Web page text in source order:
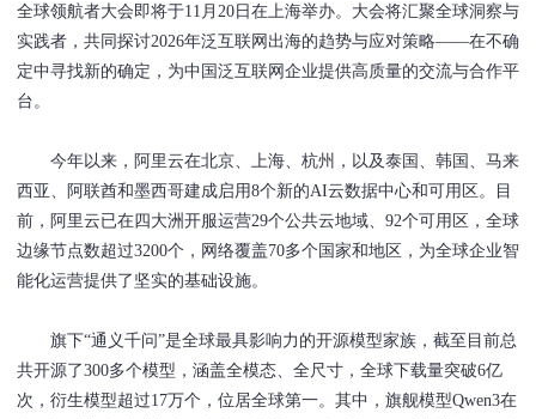
全球领航者大会即将于11月20日在上海举办。大会将汇聚全球洞察与
实践者，共同探讨2026年泛互联网出海的趋势与应对策略——在不确
定中寻找新的确定，为中国泛互联网企业提供高质量的交流与合作平
台。
今年以来，阿里云在北京、上海、杭州，以及泰国、韩国、马来
西亚、阿联酋和墨西哥建成启用8个新的AI云数据中心和可用区。目
前，阿里云已在四大洲开服运营29个公共云地域、92个可用区，全球
边缘节点数超过3200个，网络覆盖70多个国家和地区，为全球企业智
能化运营提供了坚实的基础设施。
旗下“通义千问”是全球最具影响力的开源模型家族，截至目前总
共开源了300多个模型，涵盖全模态、全尺寸，全球下载量突破6亿
次，衍生模型超过17万个，位居全球第一。其中，旗舰模型Qwen3在